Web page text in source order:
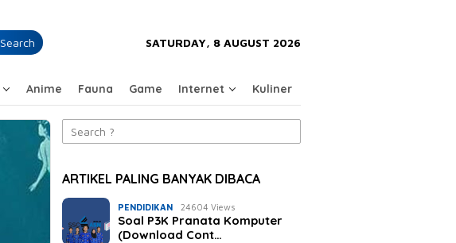
Search SATURDAY, 8 AUGUST 2026
Anime Fauna Game Internet Kuliner
Search
for:
ARTIKEL PALING BANYAK DIBACA
PENDIDIKAN 24604 Views
Soal P3K Pranata Komputer
(Download Cont…